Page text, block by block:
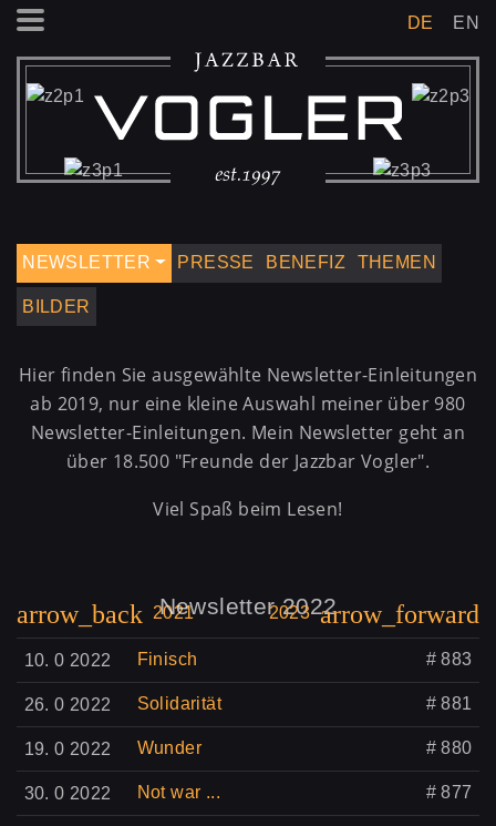
DE EN
NEWSLETTER PRESSE BENEFIZ THEMEN
BILDER
Hier finden Sie ausgewählte Newsletter-Einleitungen
ab 2019, nur eine kleine Auswahl meiner über 980
Newsletter-Einleitungen. Mein Newsletter geht an
über 18.500 "Freunde der Jazzbar Vogler".
Viel Spaß beim Lesen!
arrow_back 2021
Newsletter 2022
2023 arrow_forward
10. 0 2022 Finisch # 883
26. 0 2022 Solidarität # 881
19. 0 2022 Wunder # 880
30. 0 2022 Not war ... # 877